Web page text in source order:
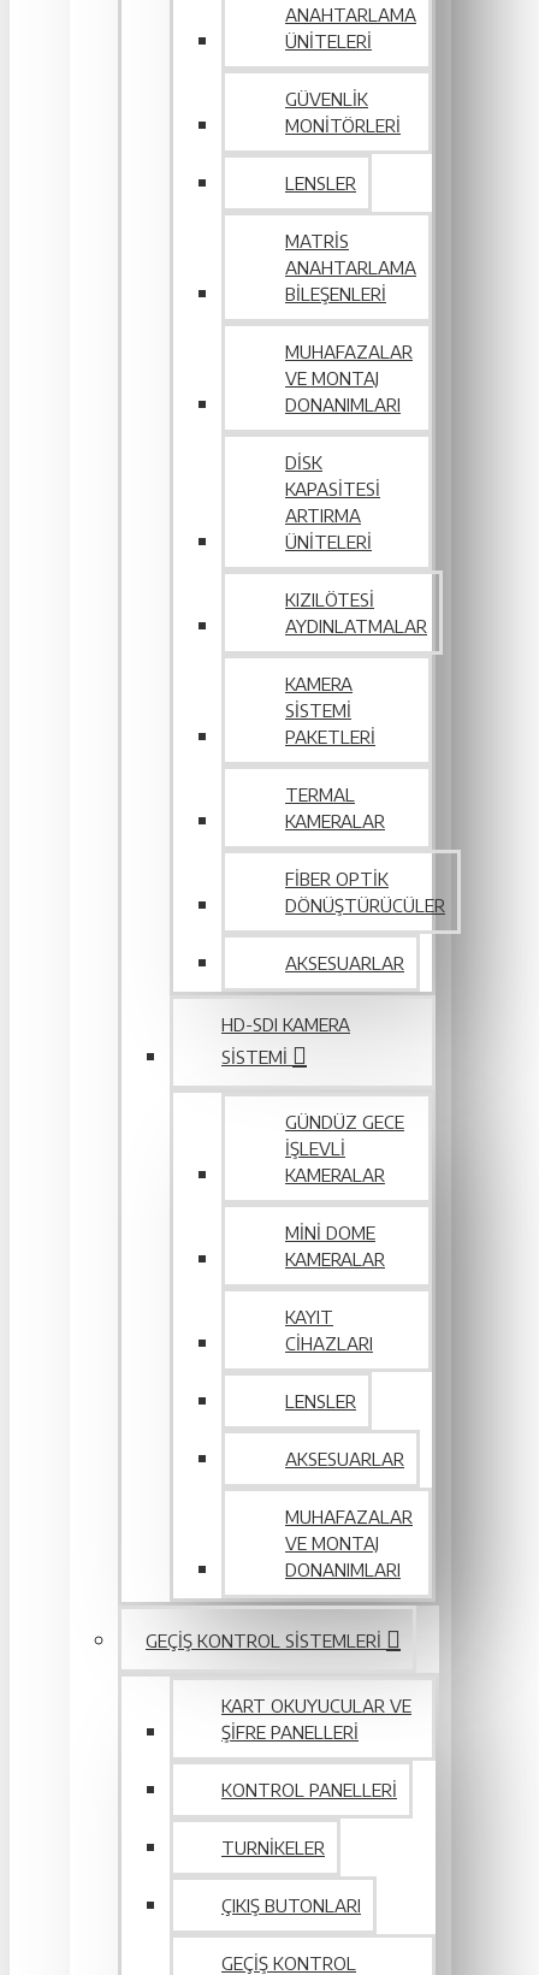
ANAHTARLAMA
ÜNITELERI
GÜVENLIK
MONITÖRLERI
LENSLER
MATRIS
ANAHTARLAMA
BILEŞENLERI
MUHAFAZALAR
VE MONTAJ
DONANIMLARI
DISK
KAPASITESI
ARTIRMA
ÜNITELERI
KIZILÖTESI
AYDINLATMALAR
KAMERA
SISTEMI
PAKETLERI
TERMAL
KAMERALAR
FIBER OPTIK
DÖNÜŞTÜRÜCÜLER
AKSESUARLAR
HD-SDI KAMERA
SISTEMI
GÜNDÜZ GECE
İŞLEVLI
KAMERALAR
MINI DOME
KAMERALAR
KAYIT
CIHAZLARI
LENSLER
AKSESUARLAR
MUHAFAZALAR
VE MONTAJ
DONANIMLARI
GEÇIŞ KONTROL SISTEMLERI
KART OKUYUCULAR VE
ŞIFRE PANELLERI
KONTROL PANELLERI
TURNIKELER
ÇIKIŞ BUTONLARI
GEÇIŞ KONTROL